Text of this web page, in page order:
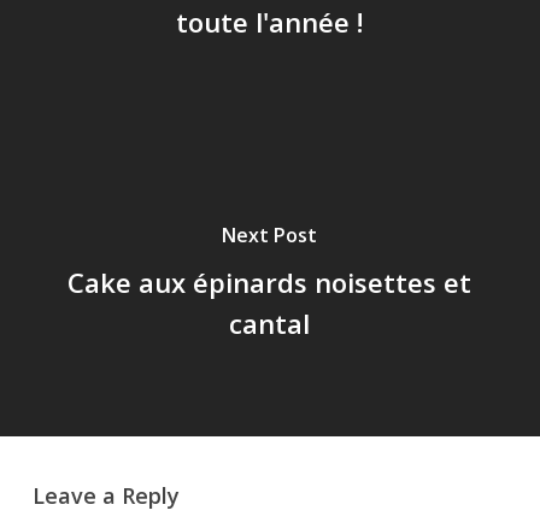
toute l'année !
Next Post
Cake aux épinards noisettes et
cantal
Leave a Reply